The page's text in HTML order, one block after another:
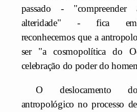
passado - "compreender
alteridade" - fica
reconhecemos que a
ser "a cosmopolítica do
celebração do poder do
O deslocamento
antropológico no processo